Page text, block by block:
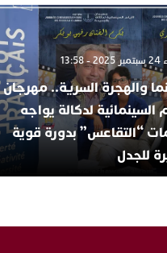
والهجرة السرية.. مهرجان
السينمائية لدكالة يواجه
“التقاعس” بدورة قوية
للجدل